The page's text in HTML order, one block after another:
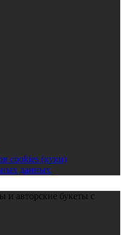
cookies (куки)
данных
и авторские букеты с